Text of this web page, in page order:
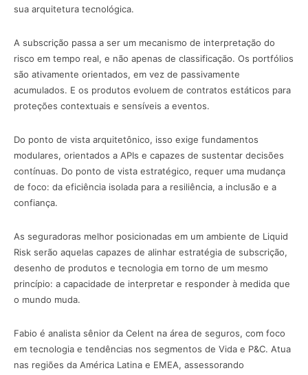
sua arquitetura tecnológica.
A subscrição passa a ser um mecanismo de interpretação do
risco em tempo real, e não apenas de classificação. Os portfólios
são ativamente orientados, em vez de passivamente
acumulados. E os produtos evoluem de contratos estáticos para
proteções contextuais e sensíveis a eventos.
Do ponto de vista arquitetônico, isso exige fundamentos
modulares, orientados a APIs e capazes de sustentar decisões
contínuas. Do ponto de vista estratégico, requer uma mudança
de foco: da eficiência isolada para a resiliência, a inclusão e a
confiança.
As seguradoras melhor posicionadas em um ambiente de Liquid
Risk serão aquelas capazes de alinhar estratégia de subscrição,
desenho de produtos e tecnologia em torno de um mesmo
princípio: a capacidade de interpretar e responder à medida que
o mundo muda.
Fabio é analista sênior da Celent na área de seguros, com foco
em tecnologia e tendências nos segmentos de Vida e P&C. Atua
nas regiões da América Latina e EMEA, assessorando